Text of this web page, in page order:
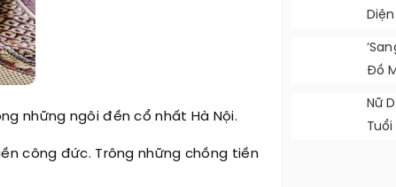
những ngôi đền cổ nhất Hà Nội.
công đức. Trông những chồng tiền
Đồ
Nữ